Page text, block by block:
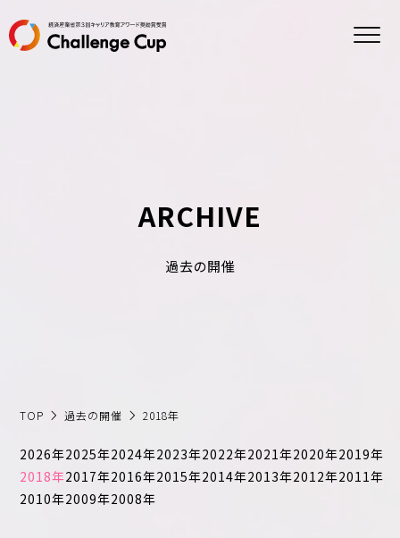
ホーム
特定商取引法に基づく表記
日本コスモトピア
ARCHIVE
過去の開催
TOP 過去の開催 2018年
2026年2025年2024年2023年2022年2021年2020年2019年
2018年2017年2016年2015年2014年2013年2012年2011年
2010年2009年2008年